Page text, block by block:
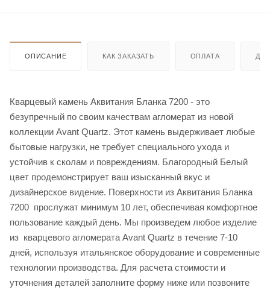
ОПИСАНИЕ КАК ЗАКАЗАТЬ ОПЛАТА
Кварцевый камень Аквитания Бланка 7200 - это
безупречный по своим качествам агломерат из новой
коллекции Avant Quartz. Этот камень выдерживает любые
бытовые нагрузки, не требует специального ухода и
устойчив к сколам и повреждениям. Благородный Белый
цвет продемонстрирует ваш изысканный вкус и
дизайнерское видение. Поверхности из Аквитания Бланка
7200 прослужат минимум 10 лет, обеспечивая комфортное
пользование каждый день. Мы произведем любое изделие
из кварцевого агломерата Avant Quartz в течение 7-10
дней, используя итальянское оборудование и современные
технологии производства. Для расчета стоимости и
уточнения деталей заполните форму ниже или позвоните